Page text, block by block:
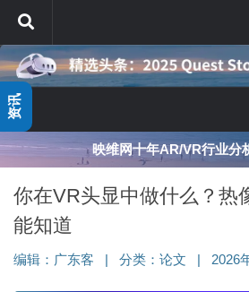
跳至内容
映维网十年AR/VR行业分
你在VR头显中做什么？热
能知道
编辑： 广东客 分类： 论文 2026
资讯